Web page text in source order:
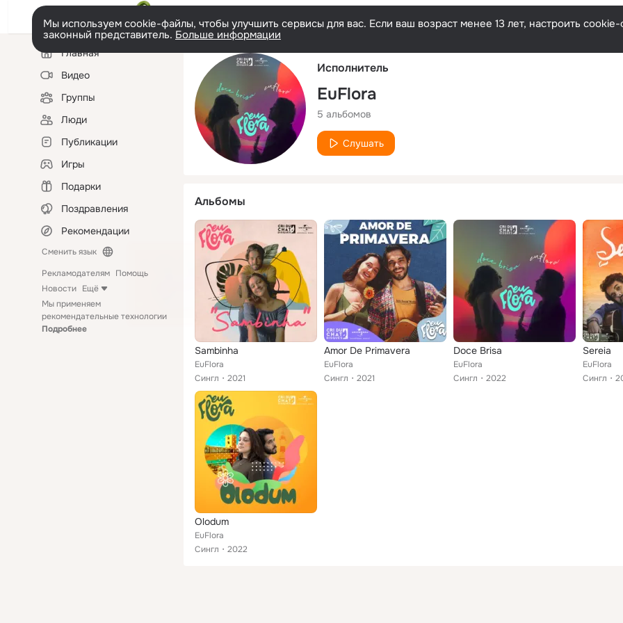
Мы используем cookie-файлы, чтобы улучшить сервисы для вас. Если ваш возраст менее 13 лет, настроить
законный представитель. Больше информации
Левая
колонкаГлавная
Видео
Группы
Люди
Публикации
Игры
Подарки
Поздравления
Рекомендации
Сменить язык
Рекламодателям Помощь
Новости Ещё
Мы применяем
рекомендательные технологии
Подробнее
Исполнитель
EuFlora
5 альбомов
Слушать
Альбомы
Sambinha
EuFlora
Сингл
2021
Amor De Primavera
EuFlora
Сингл
2021
Doce Brisa
EuFlora
Сингл
2022
Sereia
EuFlora
Сингл
Olodum
EuFlora
Сингл
2022